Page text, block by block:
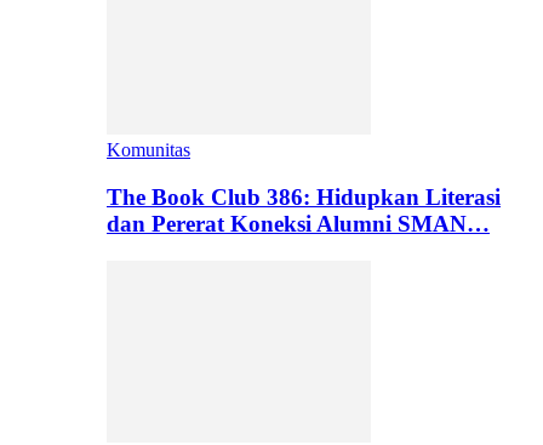
Komunitas
The Book Club 386: Hidupkan Literasi
dan Pererat Koneksi Alumni SMAN…